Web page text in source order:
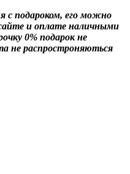
с подароком, его можно
и оплате наличными
0% подарок не
не распростроняються